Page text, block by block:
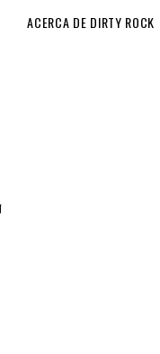
ACERCA DE DIRTY ROCK